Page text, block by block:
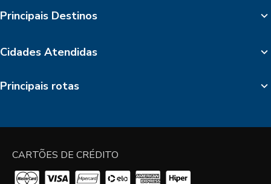
Principais Destinos
Cidades Atendidas
Principais rotas
CARTÕES DE CRÉDITO